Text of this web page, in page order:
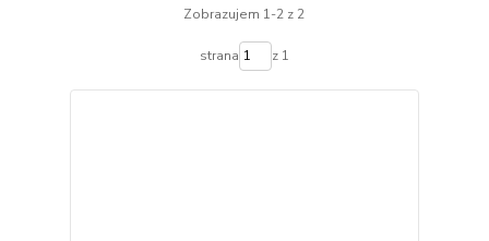
Zobrazujem 1-2 z 2
strana z 1